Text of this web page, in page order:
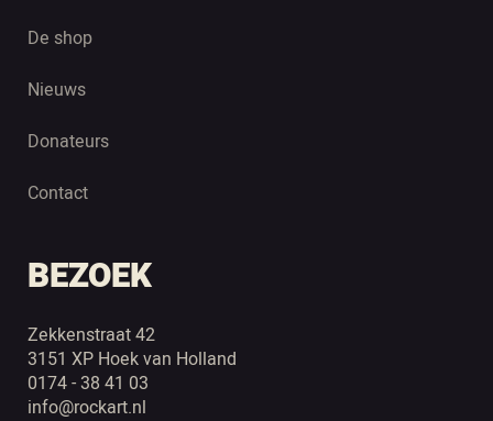
De shop
Nieuws
Donateurs
Contact
BEZOEK
Zekkenstraat 42
3151 XP Hoek van Holland
0174 - 38 41 03
info@rockart.nl